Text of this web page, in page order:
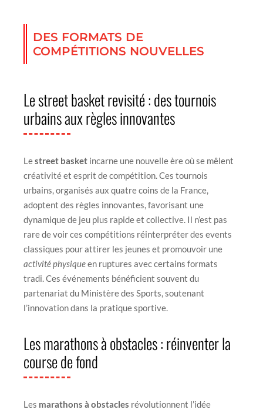
DES FORMATS DE
COMPÉTITIONS NOUVELLES
Le street basket revisité : des tournois
urbains aux règles innovantes
Lestreet basket incarne une nouvelle ère où se mêlent
créativité et esprit de compétition. Ces tournois
urbains, organisés aux quatre coins de la France,
adoptent des règles innovantes, favorisant une
dynamique de jeu plus rapide et collective. Il n’est pas
rare de voir ces compétitions réinterpréter des events
classiques pour attirer les jeunes et promouvoir une
activité physiqueen ruptures avec certains formats
tradi. Ces événements bénéficient souvent du
partenariat du Ministère des Sports, soutenant
l’innovation dans la pratique sportive.
Les marathons à obstacles : réinventer la
course de fond
Les marathons à obstacles révolutionnent l’idée